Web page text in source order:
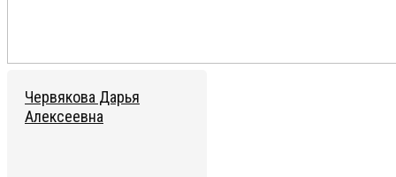
Червякова Дарья
Алексеевна